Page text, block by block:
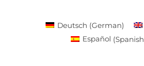
Deutsch (German)
Español (Spanish